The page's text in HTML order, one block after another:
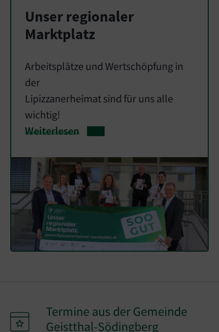
Unser regionaler
Marktplatz
Arbeitsplätze und Wertschöpfung in
der
Lipizzanerheimat sind für uns alle
wichtig!
Weiterlesen
Termine aus der Gemeinde
Geistthal-Södingberg